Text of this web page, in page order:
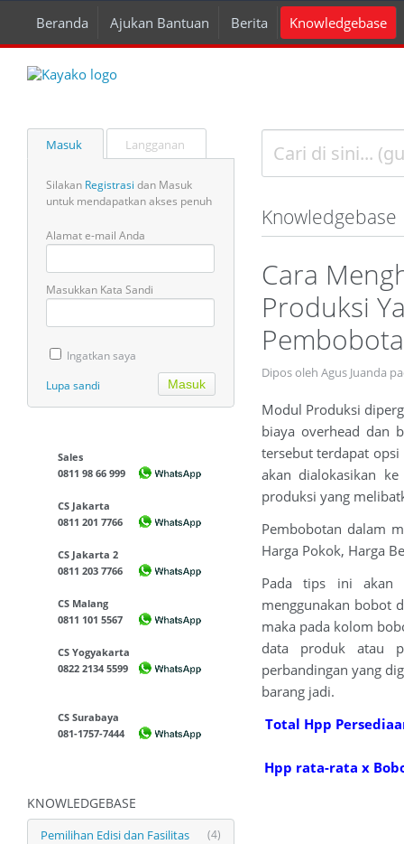
Beranda Ajukan Bantuan Berita Knowledgebase
Masuk Langganan
Silakan Registrasi dan Masuk
untuk mendapatkan akses penuh
Alamat e-mail Anda
Masukkan Kata Sandi
Ingatkan saya
Lupa sandi
Sales
0811 98 66 999
CS Jakarta
0811 201 7766
CS Jakarta 2
0811 203 7766
CS Malang
0811 101 5567
CS Yogyakarta
0822 2134 5599
CS Surabaya
081-1757-7444
KNOWLEDGEBASE
(4)
Pemilihan Edisi dan Fasilitas
Knowledgebase
Cara
Produksi
Dipos oleh Agus Juanda
Modul Produksi
biaya overhead dan
tersebut terdapat
akan dialokasikan
produksi yang
Pembobotan dalam
Harga Pokok, Harga
Pada tips ini akan
menggunakan bobot
maka pada kolom
data produk atau
perbandingan yang
barang jadi.
Total Hpp
Hpp rata-rata x